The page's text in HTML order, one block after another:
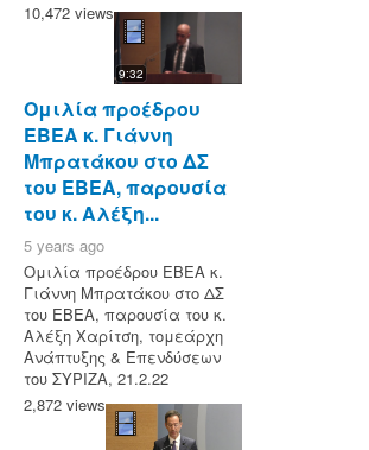
10,472 views
9:32
Ομιλία προέδρου
ΕΒΕΑ κ. Γιάννη
Μπρατάκου στο ΔΣ
του ΕΒΕΑ, παρουσία
του κ. Αλέξη...
5 years ago
Ομιλία προέδρου ΕΒΕΑ κ.
Γιάννη Μπρατάκου στο ΔΣ
του ΕΒΕΑ, παρουσία του κ.
Αλέξη Χαρίτση, τομεάρχη
Ανάπτυξης & Επενδύσεων
του ΣΥΡΙΖΑ, 21.2.22
2,872 views